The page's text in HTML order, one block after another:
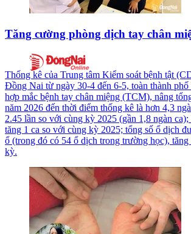
Tăng cường phòng dịch tay chân
Thống kê của Trung tâm Kiểm soát bệnh tật
Đồng Nai từ ngày 30-4 đến 6-5, toàn thành
hợp mắc bệnh tay chân miệng (TCM), nâng
năm 2026 đến thời điểm thống kê là hơn 4,3
2.45 lần so với cùng kỳ 2025 (gần 1,8 ngàn
tăng 1 ca so với cùng kỳ 2025; tổng số ổ dịch
ổ (trong đó có 54 ổ dịch trong trường học),
kỳ.